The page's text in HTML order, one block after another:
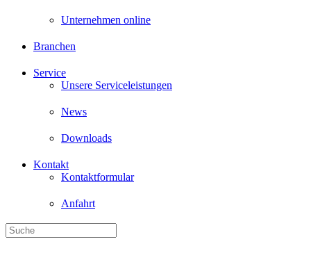
Unternehmen online
Branchen
Service
Unsere Serviceleistungen
News
Downloads
Kontakt
Kontaktformular
Anfahrt